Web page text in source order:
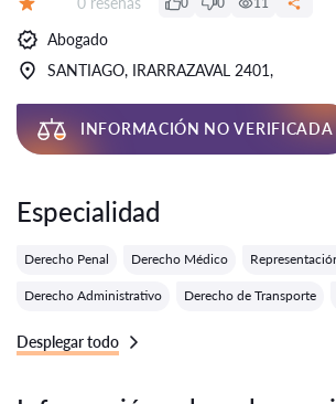
Abogado
SANTIAGO, IRARRAZAVAL 2401,
INFORMACIÓN NO VERIFICADA
Especialidad
Derecho Penal Derecho Médico
Derecho Administrativo Derecho de Transporte
Desplegar todo